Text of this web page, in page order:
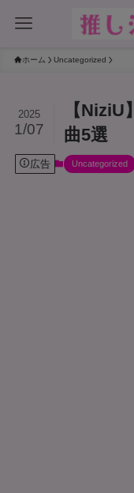
ホーム Uncategorized
【
曲5選
2025
1/07
広告 Uncategorized